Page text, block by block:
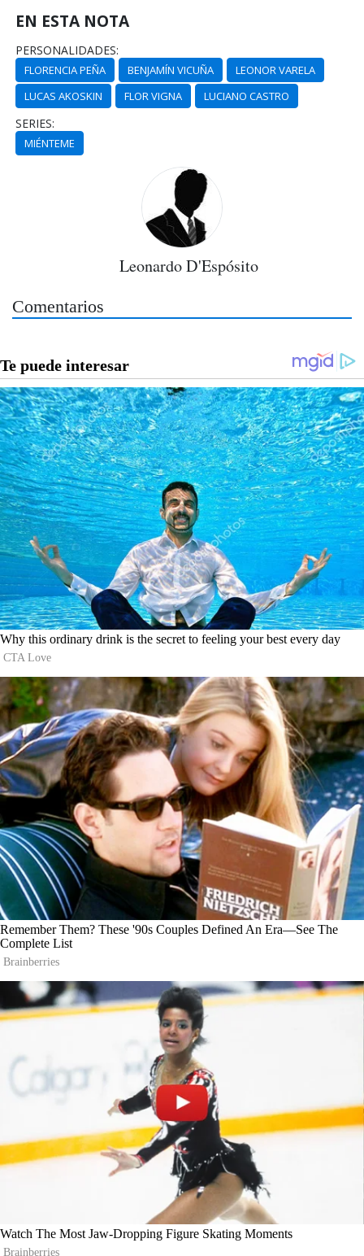
EN ESTA NOTA
PERSONALIDADES:
FLORENCIA PEÑA BENJAMÍN VICUÑA
LEONOR VARELA
LUCAS AKOSKIN
FLOR VIGNA LUCIANO CASTRO
SERIES:
MIÉNTEME
Leonardo D'Espósito
Comentarios